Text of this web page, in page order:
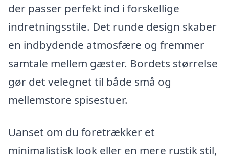
der passer perfekt ind i forskellige
indretningsstile. Det runde design skaber
en indbydende atmosfære og fremmer
samtale mellem gæster. Bordets størrelse
gør det velegnet til både små og
mellemstore spisestuer.
Uanset om du foretrækker et
minimalistisk look eller en mere rustik stil,